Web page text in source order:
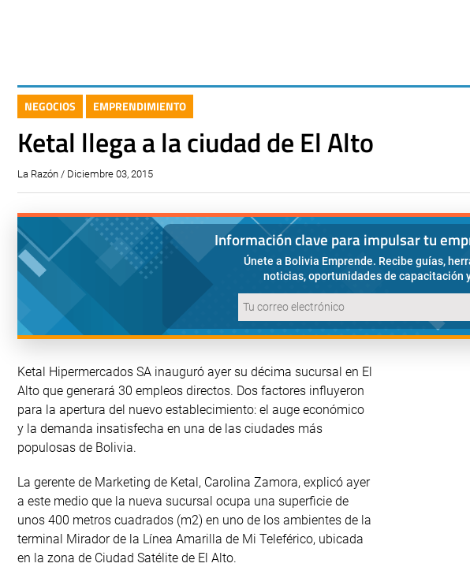
NEGOCIOS EMPRENDIMIENTO
Ketal llega a la ciudad de El Alto
La Razón / Diciembre 03, 2015
Información clave para impulsar tu
Únete a Bolivia Emprende. Recibe guías,
noticias, oportunidades de capacitación
Ketal Hipermercados SA inauguró ayer su décima sucursal en El
Alto que generará 30 empleos directos. Dos factores influyeron
para la apertura del nuevo establecimiento: el auge económico
y la demanda insatisfecha en una de las ciudades más
populosas de Bolivia.
La gerente de Marketing de Ketal, Carolina Zamora, explicó ayer
a este medio que la nueva sucursal ocupa una superficie de
unos 400 metros cuadrados (m2) en uno de los ambientes de la
terminal Mirador de la Línea Amarilla de Mi Teleférico, ubicada
en la zona de Ciudad Satélite de El Alto.